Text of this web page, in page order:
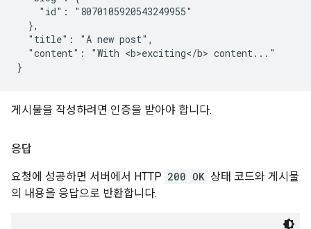
    "id": "8070105920543249955"
  },
  "title": "A new post",
  "content": "With <b>exciting</b> content..."
게시물을 작성하려면 인증을 받아야 합니다.
응답
요청에 성공하면 서버에서 HTTP 200 OK 상태 코드와 게시물
의 내용을 응답으로 반환합니다.